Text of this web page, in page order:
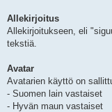
Allekirjoitus
Allekirjoitukseen, eli
tekstiä.
Avatar
Avatarien käyttö on
- Suomen lain vastaiset
- Hyvän maun vastaiset